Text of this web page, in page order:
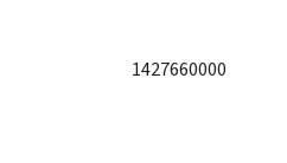
1427660000